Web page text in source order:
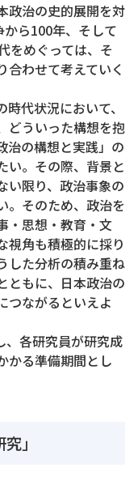
政治の史的展開を対
ら100年、そして
をめぐっては、そ
合わせて考えていく
代状況において、
どういった構想を抱
治の構想と実践」の
い。その際、背景と
い限り、政治事象の
。そのため、政治を
・思想・教育・文
視角も積極的に採り
した分析の積み重ね
ともに、日本政治の
つながるといえよ
各研究員が研究成
かる準備期間とし
」